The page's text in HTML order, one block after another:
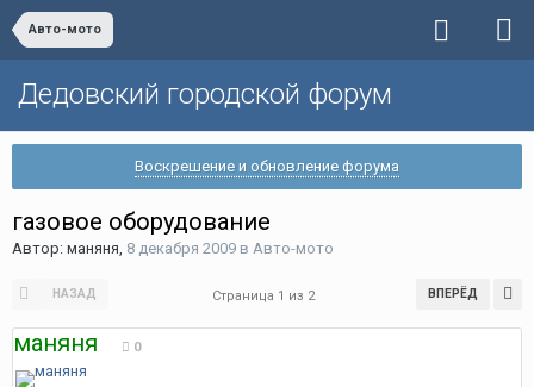
Авто-мото
Дедовский городской форум
Воскрешение и обновление форума
газовое оборудование
Автор: маняня, 8 декабря 2009 в Авто-мото
НАЗАД ВПЕРЁД
Страница 1 из 2
маняня 0